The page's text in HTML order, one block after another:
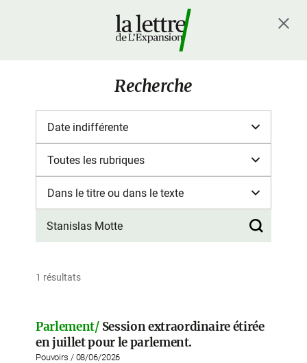
Recherche
1 résultats
Parlement/ Session extraordinaire étirée
en juillet pour le parlement.
Pouvoirs / 08/06/2026